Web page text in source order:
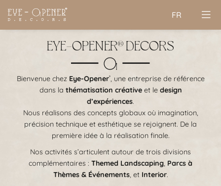
FR
EYE-OPENER® DECORS
Bienvenue chez Eye-Opener®, une entreprise de référence
dans la thématisation créativeet le design
d’expériences.
Nous réalisons des concepts globaux où imagination,
précision technique et esthétique se rejoignent. De la
première idée à la réalisation finale.
Nos activités s’articulent autour de trois divisions
complémentaires : Themed Landscaping, Parcs à
Thèmes & Événements, et Interior.